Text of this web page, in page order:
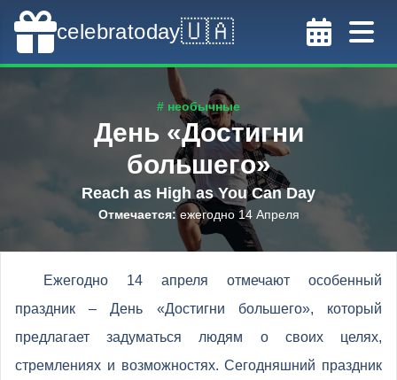
celebratoday🇺🇦
# необычные
День «Достигни
большего»
Reach as High as You Can Day
Отмечается:ежегодно 14 Апреля
Ежегодно 14 апреля отмечают особенный
праздник – День «Достигни большего», который
предлагает задуматься людям о своих целях,
стремлениях и возможностях. Сегодняшний праздник